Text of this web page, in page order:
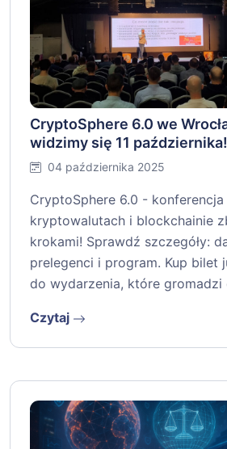
CryptoSphere 6.0 we
widzimy się 11 października!
04 października 2025
CryptoSphere 6.0 - konferencja
kryptowalutach i blockchainie
krokami! Sprawdź szczegóły:
prelegenci i program. Kup bilet
do wydarzenia, które
Czytaj